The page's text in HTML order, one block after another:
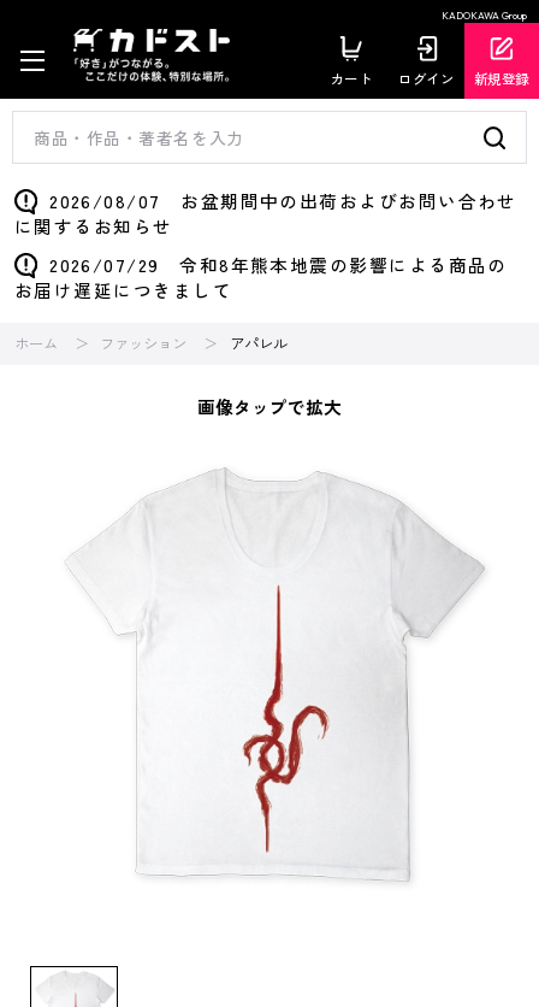
KADOKAWA Group
カート ログイン 新規登録
2026/08/07 お盆期間中の出荷およびお問い合わせ
に関するお知らせ
2026/07/29 令和8年熊本地震の影響による商品の
お届け遅延につきまして
ホーム ファッション アパレル
画像タップで拡大